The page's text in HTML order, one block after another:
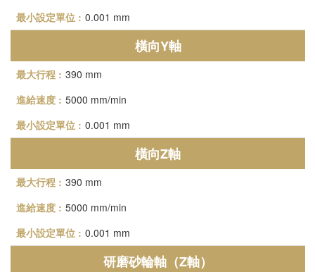
0.001 mm
橫向Y軸
390 mm
5000 mm/min
0.001 mm
橫向Z軸
390 mm
5000 mm/min
0.001 mm
研磨砂輪軸（Z軸）